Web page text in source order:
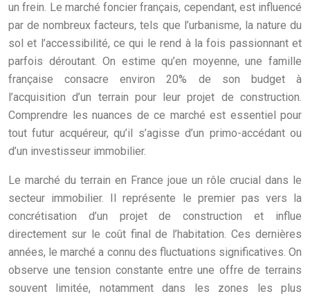
un frein. Le marché foncier français, cependant, est influencé
par de nombreux facteurs, tels que l’urbanisme, la nature du
sol et l’accessibilité, ce qui le rend à la fois passionnant et
parfois déroutant. On estime qu’en moyenne, une famille
française consacre environ 20% de son budget à
l’acquisition d’un terrain pour leur projet de construction.
Comprendre les nuances de ce marché est essentiel pour
tout futur acquéreur, qu’il s’agisse d’un primo-accédant ou
d’un investisseur immobilier.
Le marché du terrain en France joue un rôle crucial dans le
secteur immobilier. Il représente le premier pas vers la
concrétisation d’un projet de construction et influe
directement sur le coût final de l’habitation. Ces dernières
années, le marché a connu des fluctuations significatives. On
observe une tension constante entre une offre de terrains
souvent limitée, notamment dans les zones les plus